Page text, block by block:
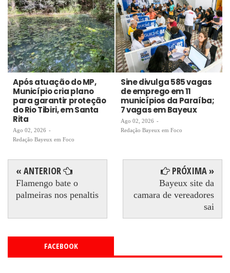
Após atuação do MP,
Município cria plano
para garantir proteção
do Rio Tibiri, em Santa
Rita
Ago 02, 2026 -
Redação Bayeux em Foco
Sine divulga 585 vagas
de emprego em 11
municípios da Paraíba;
7 vagas em Bayeux
Ago 02, 2026 -
Redação Bayeux em Foco
« ANTERIOR
Flamengo bate o
palmeiras nos penaltis
PRÓXIMA »
Bayeux site da
camara de vereadores
sai
FACEBOOK